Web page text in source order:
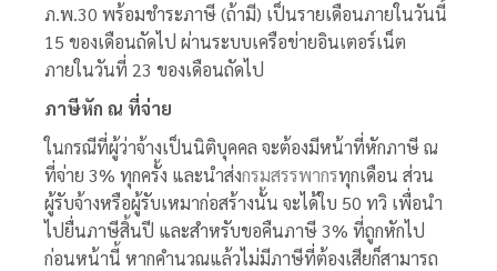
ภ.พ.30 พร้อมชำระภาษี (ถ้ามี) เป็นรายเดือนภายในวันนี้
15 ของเดือนถัดไป ผ่านระบบเครือข่ายอินเตอร์เน็ต
ภายในวันที่ 23 ของเดือนถัดไป
ภาษีหัก ณ ที่จ่าย
ในกรณีที่ผู้ว่าจ้างเป็นนิติบุคคล จะต้องมีหน้าที่หักภาษี ณ
ที่จ่าย 3% ทุกครั้ง และนำส่งกรมสรรพากรทุกเดือน ส่วน
ผู้รับจ้างหรือผู้รับเหมาก่อสร้างนั้น จะได้ใบ 50 ทวิ เพื่อนำ
ไปยื่นภาษีสิ้นปี และสำหรับขอคืนภาษี 3% ที่ถูกหักไป
ก่อนหน้านี้ หากคำนวณแล้วไม่มีภาษีที่ต้องเสียก็สามารถ